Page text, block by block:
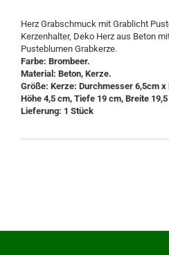
Herz Grabschmuck mit Grablicht
Kerzenhalter, Deko Herz aus Beton
Pusteblumen Grabkerze.
Farbe: Brombeer.
Material: Beton, Kerze.
Größe: Kerze: Durchmesser 6,5cm
Höhe 4,5 cm, Tiefe 19 cm, Breite
Lieferung: 1 Stück